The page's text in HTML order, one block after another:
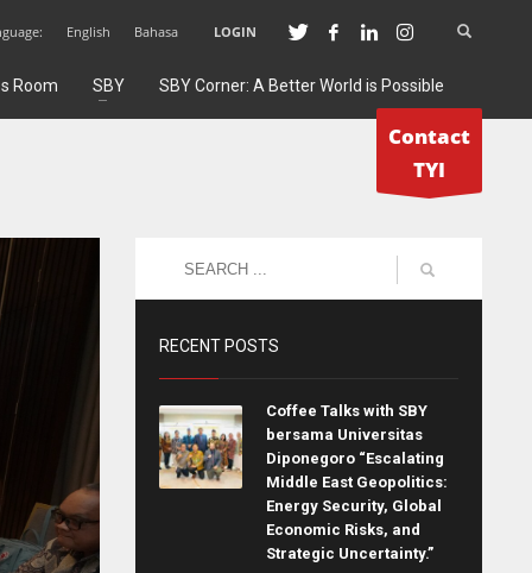
English Bahasa LOGIN
Room SBY SBY Corner: A Better World is Possible
Contact
TYI
RECENT POSTS
Coffee Talks with SBY
bersama Universitas
Diponegoro “Escalating
Middle East Geopolitics:
Energy Security, Global
Economic Risks, and
Strategic Uncertainty.”